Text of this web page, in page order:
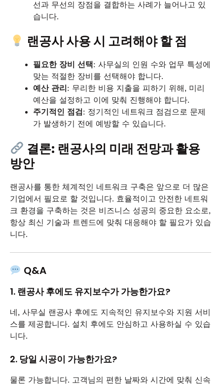
선과 무선의 장점을 결합하는 사례가 늘어나고 있
습니다.
랜공사 사용 시 고려해야 할 점
필요한 장비 선택: 사무실의 인원 수와 업무 특성에
맞는 적절한 장비를 선택해야 합니다.
예산 관리 : 무리한 비용 지출을 피하기 위해, 미리
예산을 설정하고 이에 맞춰 진행해야 합니다.
주기적인 점검: 정기적인 네트워크 점검으로 문제
가 발생하기 전에 예방할 수 있습니다.
결론: 랜공사의 미래 전망과 활용
방안
랜공사를 통한 체계적인 네트워크 구축은 앞으로 더 많은
기업에서 필요로 할 것입니다. 효율적이고 안전한 네트워
크 환경을 구축하는 것은 비즈니스 성공의 중요한 요소로,
항상 최신 기술과 트렌드에 맞춰 대응해야 할 필요가 있습
니다.
Q&A
1. 랜공사 후에도 유지보수가 가능한가요?
네, 사무실 랜공사 후에도 지속적인 유지보수와 지원 서비
스를 제공합니다. 설치 후에도 안심하고 사용하실 수 있습
니다.
2. 당일 시공이 가능한가요?
물론 가능합니다. 고객님의 편한 날짜와 시간에 맞춰 신속